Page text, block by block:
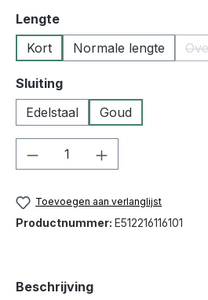
Selecteer
Lengte
Kort
Normale lengte
Selecteer
Sluiting
Edelstaal
Goud
Producthoeveelheid:
Toevoegen aan verlanglijst
Productnummer: E512216116101
Beschrijving